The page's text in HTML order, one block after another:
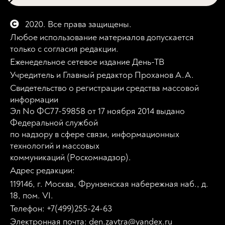
2020. Все права защищены.
Любое использование материалов допускается
только с согласия редакции.
Еженедельное сетевое издание День-ТВ
Учредитель и Главный редактор Проханов А.А.
Свидетельство о регистрации средства массовой
информации
Эл No ФС77-59858 от 17 ноября 2014 выдано
Федеральной службой
по надзору в сфере связи, информационных
технологий и массовых
коммуникаций (Роскомнадзор).
Адрес редакции:
119146, г. Москва, Фрунзенская набережная наб., д.
18, пом. VI.
Телефон: +7(499)255-24-63
Электронная почта: den.zavtra@yandex.ru